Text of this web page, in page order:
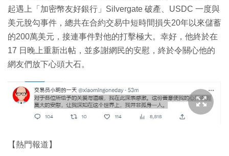
起遇上「加密幣友好銀行」Silvergate 破產、USDC 一度與
美元脫勾事件，總共在合約交易中短時間損失20年以來儲蓄
的200萬美元，接連事件對他的打擊極大。幸好，他終於在
17 日晚上重新出帖，並多謝網民的安慰，終於令關心他的
網友們放下心頭大石。
【熱門報道】